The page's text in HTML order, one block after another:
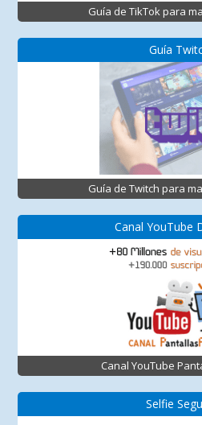
Guía de TikTok para
Guía
Guía de Twitch para
Canal YouTube
Canal YouTube
Selfie